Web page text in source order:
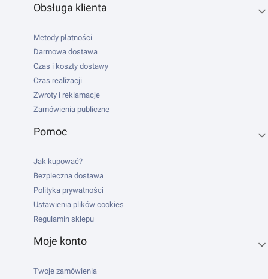
Obsługa klienta
Metody płatności
Darmowa dostawa
Czas i koszty dostawy
Czas realizacji
Zwroty i reklamacje
Zamówienia publiczne
Pomoc
Jak kupować?
Bezpieczna dostawa
Polityka prywatności
Ustawienia plików cookies
Regulamin sklepu
Moje konto
Twoje zamówienia